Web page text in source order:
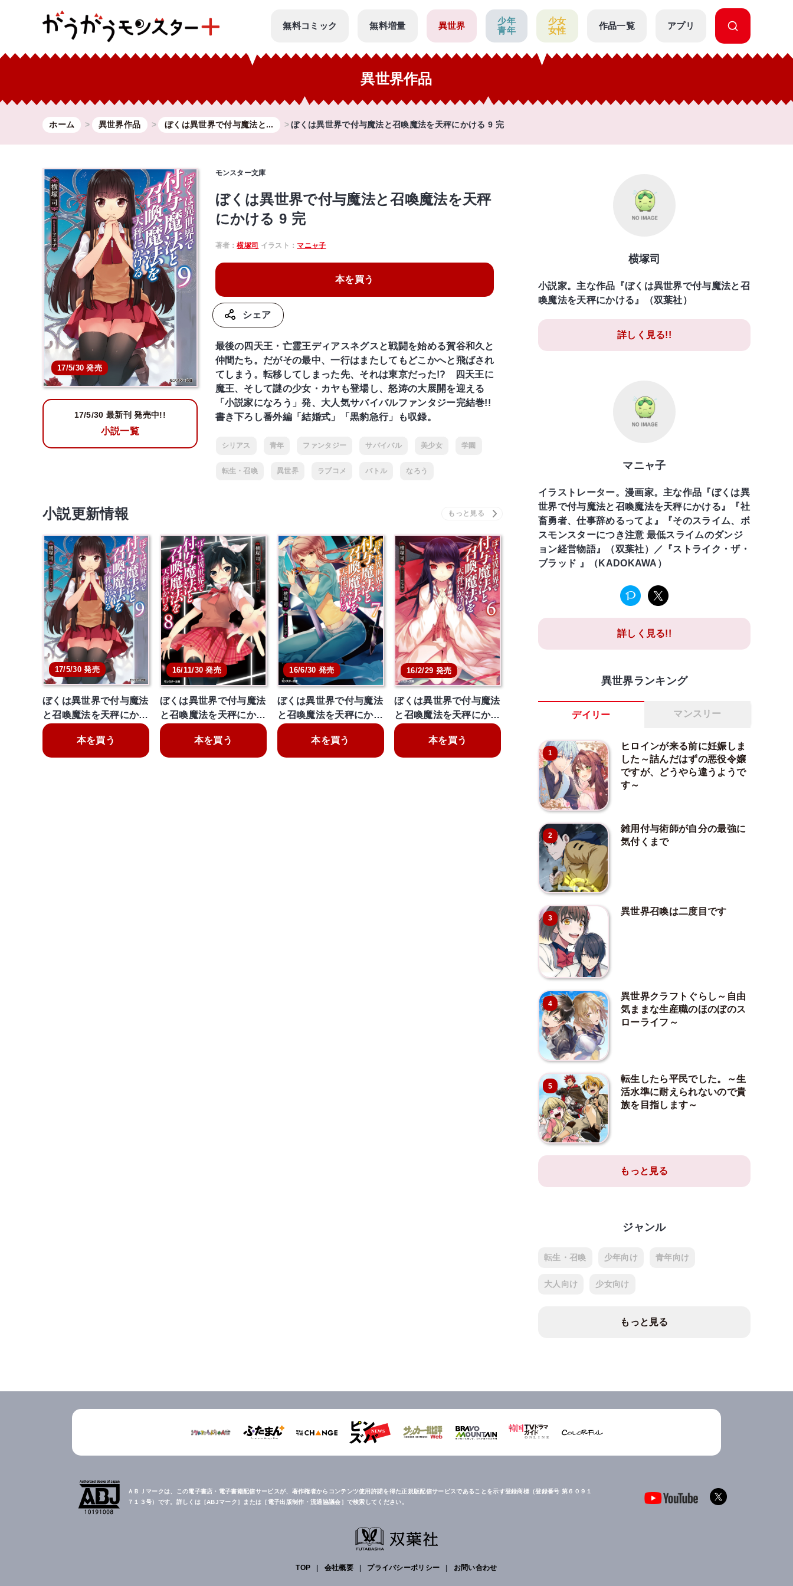
無料コミック 無料増量 異世界
少年
青年
少女
女性
作品一覧 アプリ
異世界作品
ホーム 異世界作品 ぼくは異世界で付与魔法と... ぼくは異世界で付与魔法と召喚魔法を天秤にかける 9 完
17/5/30 発売
17/5/30最新刊 発売中!!
小説一覧
モンスター文庫
ぼくは異世界で付与魔法と召喚魔法を天秤
にかける 9 完
著者：横塚司 イラスト： マニャ子
本を買う
シェア
最後の四天王・亡霊王ディアスネグスと戦闘を始める賀谷和久と
仲間たち。だがその最中、一行はまたしてもどこかへと飛ばされ
てしまう。転移してしまった先、それは東京だった!? 四天王に
魔王、そして謎の少女・カヤも登場し、怒涛の大展開を迎える
「小説家になろう」発、大人気サバイバルファンタジー完結巻!!
書き下ろし番外編「結婚式」「黒豹急行」も収録。
シリアス 青年 ファンタジー サバイバル 美少女 学園
転生・召喚 異世界 ラブコメ バトル なろう
小説更新情報
17/5/30 発売
ぼくは異世界で付与魔法
と召喚魔法を天秤にか…
本を買う
16/11/30 発売
ぼくは異世界で付与魔法
と召喚魔法を天秤にか…
本を買う
16/6/30 発売
ぼくは異世界で付与魔法
と召喚魔法を天秤にか…
本を買う
16/2/29 発売
ぼくは異世界で付与魔法
と召喚魔法を天秤にか…
本を買う
横塚司
小説家。主な作品『ぼくは異世界で付与魔法と召
喚魔法を天秤にかける』（双葉社）
詳しく見る!!
マニャ子
イラストレーター。漫画家。主な作品『ぼくは異
世界で付与魔法と召喚魔法を天秤にかける』『社
畜勇者、仕事辞めるってよ』『そのスライム、ボ
スモンスターにつき注意 最低スライムのダンジ
ョン経営物語』（双葉社）／『ストライク・ザ・
ブラッド 』（KADOKAWA）
詳しく見る!!
異世界ランキング
デイリー マンスリー
1
ヒロインが来る前に妊娠しま
した～詰んだはずの悪役令嬢
ですが、どうやら違うようで
す～
2
雑用付与術師が自分の最強に
気付くまで
3
異世界召喚は二度目です
4
異世界クラフトぐらし～自由
気ままな生産職のほのぼのス
ローライフ～
5
転生したら平民でした。～生
活水準に耐えられないので貴
族を目指します～
もっと見る
ジャンル
転生・召喚 少年向け 青年向け
大人向け 少女向け
もっと見る
ＡＢＪマークは、この電子書店・電子書籍配信サービスが、著作権者からコンテンツ使用許諾を得た正規版配信サービスであることを示す登録商標（登録番号 第６０９１
７１３号）です。詳しくは［ABJマーク］または［電子出版制作・流通協議会］で検索してください。
TOP 会社概要 プライバシーポリシー お問い合わせ